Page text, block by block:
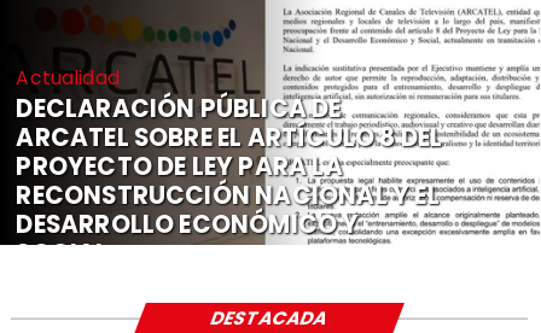
Actualidad
DECLARACIÓN PÚBLICA DE
ARCATEL SOBRE EL ARTÍCULO 8 DEL
PROYECTO DE LEY PARA LA
RECONSTRUCCIÓN NACIONAL Y EL
DESARROLLO ECONÓMICO Y
SOCIAL
DESTACADA